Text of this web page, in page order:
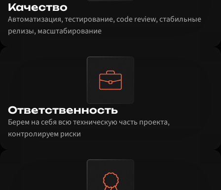
Качество
Автоматизация, тестирование, code review, стабильные
релизы, масштабирование
Ответственность
Берем на себя всю техническую часть проекта,
контролируем риски